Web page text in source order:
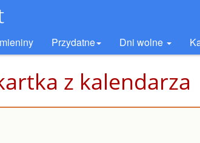
Przydatne Dni wolne
z kalendarza